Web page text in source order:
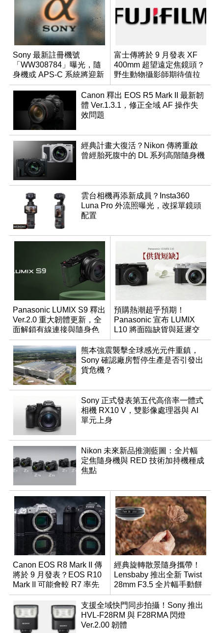
Sony 最新註冊機號
「WW308784」曝光，隨
身機或 APS-C 系統將迎新
成員？
富士傳將於 9 月發表 XF
400mm 超望遠定焦鏡頭？
野生動物攝影師期待值拉
滿
Canon 釋出 EOS R5 Mark II 最新韌
體 Ver.1.3.1，修正全域 AF 操作失
效問題
經典計畫大復活？Nikon 傳將重啟
曾經胎死腹中的 DL 系列高階隨身機
雲台相機再添新成員？Insta360
Luna Pro 外流照曝光，改採單鏡頭
配置
Panasonic LUMIX S9 釋出
Ver.2.0 重大韌體更新，全
面解鎖有線連接與隨身色
調編輯
預購熱潮超乎預期！
Panasonic 宣布 LUMIX
L10 將面臨缺貨與延遲交
貨時間
熊本強震襲擊全球感光元件重鎮，
Sony 確認廠房暫停生產是否引發出
貨危機？
Sony 正式發表第五代高倍率一體式
相機 RX10 V，雙影像處理器與 AI
單元上身
Nikon 未來新品推測藍圖：全片幅
定焦隨身機與 RED 技術加持機種成
焦點
Canon EOS R8 Mark II 傳
將於 9 月發表？EOS R10
Mark II 可能會較 R7 率先
推出
經典旋轉散景隨身攜帶！
Lensbaby 推出全新 Twist
28mm F3.5 全片幅手動餅
乾鏡
支援全域快門同步拍攝！Sony 推出
HVL-F28RM 與 F28RMA 閃燈
Ver.2.00 韌體